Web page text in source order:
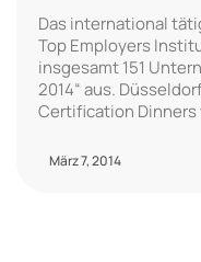
Das international
Top Employers
insgesamt 151
2014“ aus.
Certification Dinners
März 7, 2014